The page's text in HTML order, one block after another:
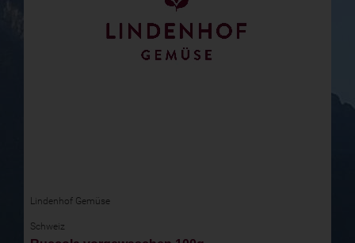
Lindenhof Gemüse
Schweiz